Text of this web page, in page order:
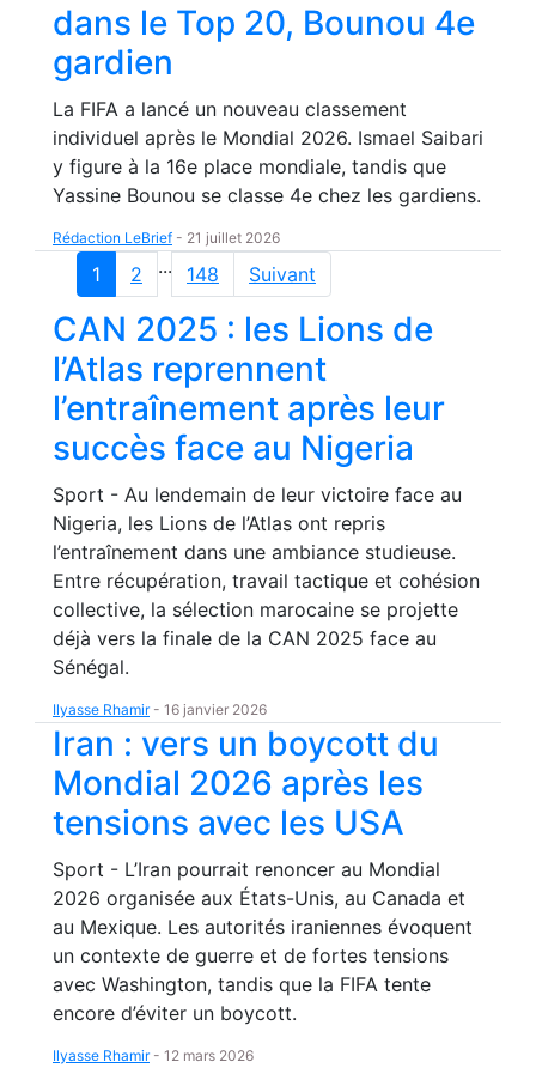
dans le Top 20, Bounou 4e
gardien
La FIFA a lancé un nouveau classement
individuel après le Mondial 2026. Ismael Saibari
y figure à la 16e place mondiale, tandis que
Yassine Bounou se classe 4e chez les gardiens.
Rédaction LeBrief - 21 juillet 2026
1 2 ... 148 Suivant
CAN 2025 : les Lions de
l’Atlas reprennent
l’entraînement après leur
succès face au Nigeria
Sport - Au lendemain de leur victoire face au
Nigeria, les Lions de l’Atlas ont repris
l’entraînement dans une ambiance studieuse.
Entre récupération, travail tactique et cohésion
collective, la sélection marocaine se projette
déjà vers la finale de la CAN 2025 face au
Sénégal.
Ilyasse Rhamir- 16 janvier 2026
Iran : vers un boycott du
Mondial 2026 après les
tensions avec les USA
Sport - L’Iran pourrait renoncer au Mondial
2026 organisée aux États-Unis, au Canada et
au Mexique. Les autorités iraniennes évoquent
un contexte de guerre et de fortes tensions
avec Washington, tandis que la FIFA tente
encore d’éviter un boycott.
Ilyasse Rhamir- 12 mars 2026